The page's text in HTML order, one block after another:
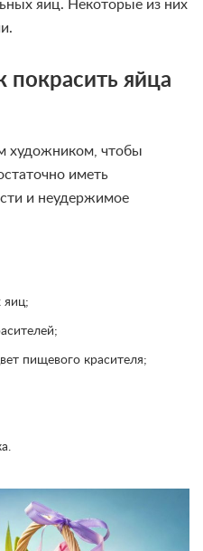
яиц. Некоторые из них
покрасить яйца
художником, чтобы
иметь
и неудержимое
яиц;
пищевого красителя;